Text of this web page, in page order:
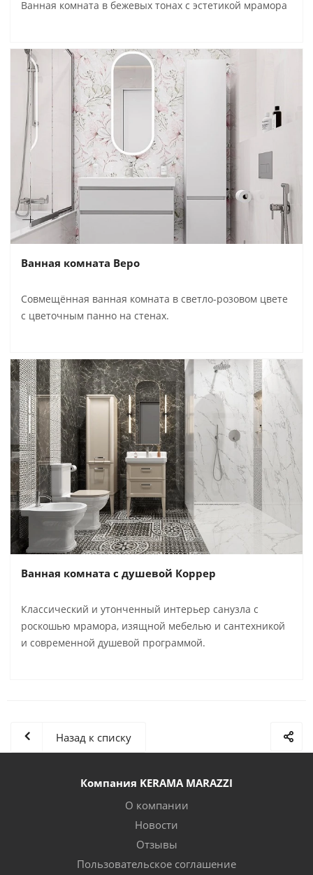
Ванная комната в бежевых тонах с эстетикой мрамора
Ванная комната Веро
Совмещённая ванная комната в светло-розовом цвете
с цветочным панно на стенах.
Ванная комната с душевой Коррер
Классический и утонченный интерьер санузла с
роскошью мрамора, изящной мебелью и сантехникой
и современной душевой программой.
Назад к списку
Компания KERAMA MARAZZI
О компании
Новости
Отзывы
Пользовательское соглашение